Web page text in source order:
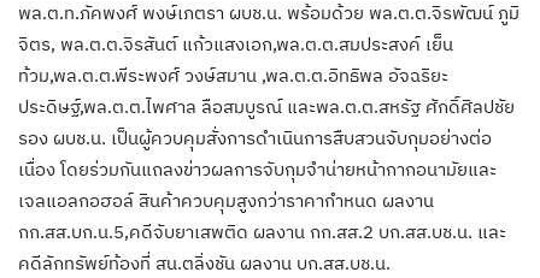
พล.ต.ท.ภัคพงศ์ พงษ์เภตรา ผบช.น.​ พร้อมด้วย​ พล.ต.ต.จิรพัฒน์ ภูมิ
จิตร, พล.ต.ต.จิรสันต์ แก้วแสงเอก,พล.ต.ต.สมประสงค์ เย็น
ท้วม,พล.ต.ต.พีระพงศ์ วงษ์สมาน ,พล.ต.ต.อิทธิพล อัจฉริยะ
ประดิษฐ์,พล.ต.ต.ไพศาล ลือสมบูรณ์​ และพล.ต.ต.สหรัฐ ศักดิ์ศิลปชัย
รอง ผบช.น. เป็นผู้ควบคุมสั่งการดำเนินการสืบสวนจับกุมอย่างต่อ
เนื่อง​ โดยร่วมกันแถลงข่าวผลการจับกุมจำน่ายหน้ากากอนามัยและ
เจลแอลกอฮอล์​ สินค้าควบคุมสูงกว่าราคากำหนด ผลงาน
กก.สส.บก.น.5,คดีจับยาเสพติด ผลงาน กก.สส.2 บก.สส.บช.น. และ
คดีลักทรัพย์ท้องที่ สน.ตลิ่งชัน ผลงาน บก.สส.บช.น.